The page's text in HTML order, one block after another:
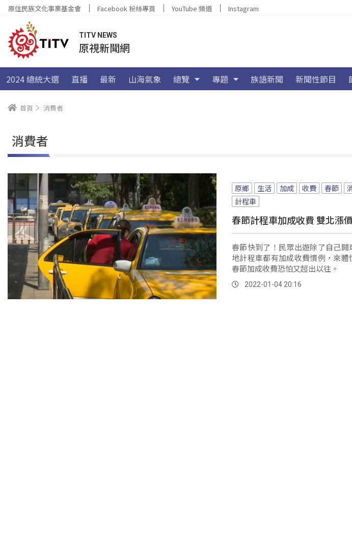
原住民族文化事業基金會 Facebook 粉絲專頁 YouTube 頻道 Instagram
TITV NEWS
原視新聞網
2024 總統大選 直播 最新 山海氣象 總覽 專題 族語新聞 新聞性節目
首頁 消費者
消費者
原鄉 生活 加成 收費 春節
計程車
春節計程車加成收費 雙北漲
春節快到了！民眾出遊除了自己
地計程車都有加成收費慣例，來
春節加成收費恐怕又超出以往。
2022-01-04 20:16